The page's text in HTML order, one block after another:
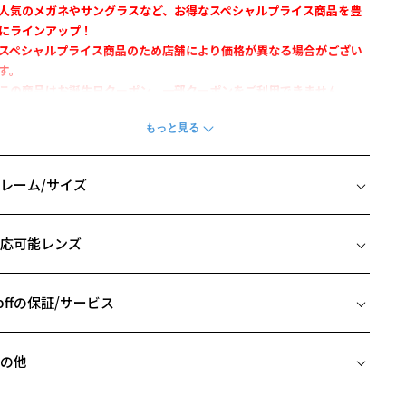
気のメガネやサングラスなど、お得なスペシャルプライス商品を豊
ラインアップ！
ペシャルプライス商品のため店舗により価格が異なる場合がござい
。
の商品はお誕生日クーポン、一部クーポンをご利用できません。
のスタイリングをワンランク上げる、こだわりのディテール
ザイン】
スチックフレーム。
を帯びた太縁のウェリントン型。
ントとテンプル（つる）にあしらった飾りピンがアクセントをプラ
ラー】
14E1:定番人気の黒縁フレーム。
ーム/サイズ
リッジ(鼻部分)の横幅：24mm
可能レンズ
フレームとレンズの合計料金を知りたい方へ
の保証/サービス
他